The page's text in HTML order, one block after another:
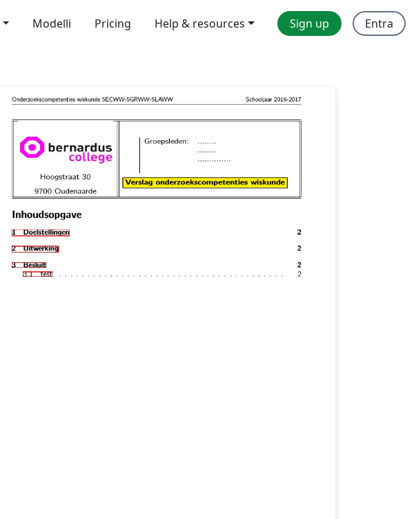
Modelli Pricing Help & resources Sign up Entra